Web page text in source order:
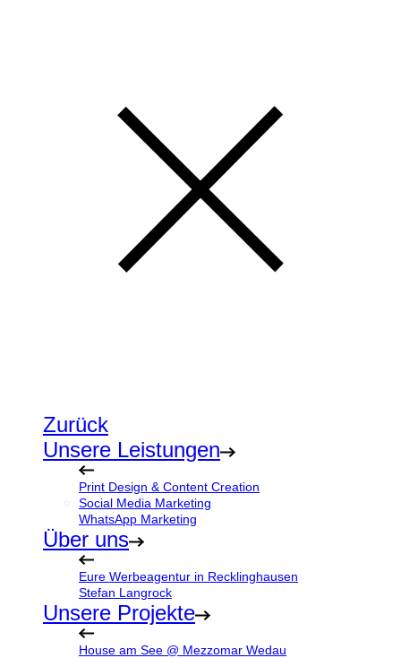
Zurück
Unsere Leistungen
Print Design & Content Creation
Social Media Marketing
WhatsApp Marketing
Über uns
Eure Werbeagentur in Recklinghausen
Stefan Langrock
Unsere Projekte
House am See @ Mezzomar Wedau